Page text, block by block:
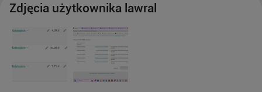
Zdjęcia użytkownika lawral